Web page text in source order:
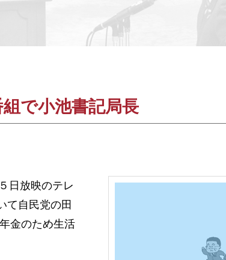
で小池書記局長
日放映のテレ
て自民党の田
金のため生活